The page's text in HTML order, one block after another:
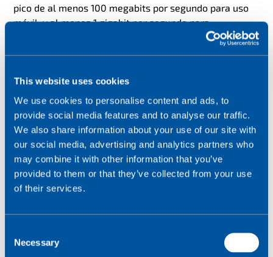
This website uses cookies
We use cookies to personalise content and ads, to
provide social media features and to analyse our traffic.
We also share information about your use of our site with
our social media, advertising and analytics partners who
may combine it with other information that you’ve
provided to them or that they’ve collected from your use
of their services.
Necessary
pico de al menos 100 megabits por segundo para uso
móvil, y al menos 1 gigabit por segundo para
mínimos para cualquier servicio que utilice esa
etiqueta «4G», pero son las operadoras las que eligen
una tecnología para llevar su servicio a ese nivel.
LTE es la tecnología más popular y la mayoría de los
proveedores de redes han optado por adoptarla porque
la consideran la forma más eficaz y eficiente de
mejorar su tecnología de red existente.
Suponiendo que se comercialice con exactitud, si un
servicio cumple los niveles de rendimiento 4G de la